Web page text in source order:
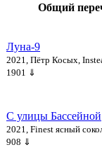
Общий
Луна-9
2021, Пётр Косых,
1901 ⇓
С улицы Бассейной
2021, Finest ясный
908 ⇓